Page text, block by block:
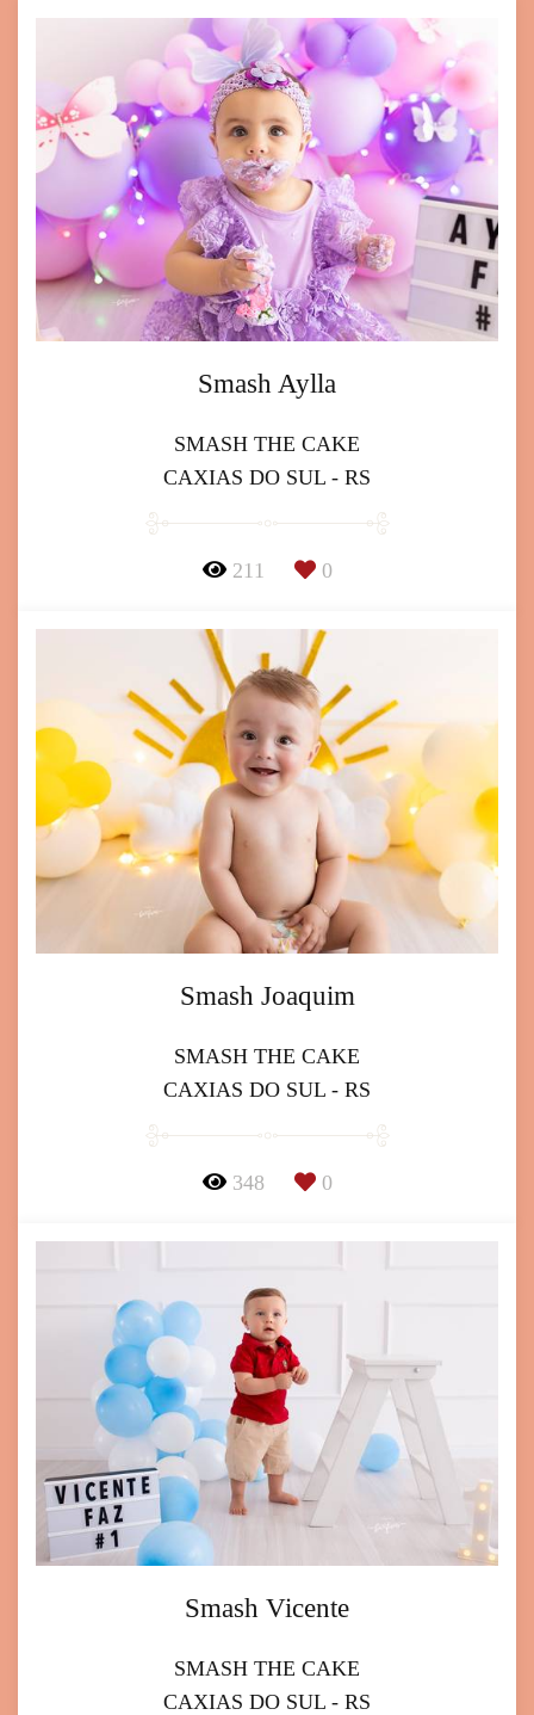
Smash Aylla
SMASH THE CAKE
CAXIAS DO SUL - RS
211 0
Smash Joaquim
SMASH THE CAKE
CAXIAS DO SUL - RS
348 0
Smash Vicente
SMASH THE CAKE
CAXIAS DO SUL - RS